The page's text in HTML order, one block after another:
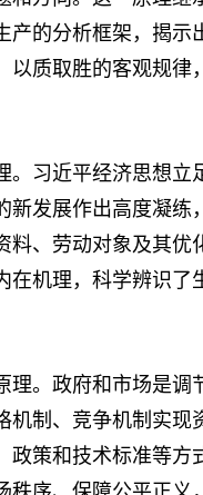
产的分析框架，揭
以质取胜的客观规
习近平经济思想立
新发展作出高度凝
料、劳动对象及其
在机理，科学辨识了
。政府和市场是调
机制、竞争机制实
政策和技术标准等方